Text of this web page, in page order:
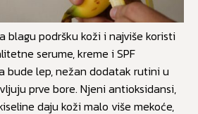
blagu podršku koži i najviše koristi
serume, kreme i SPF
bude lep, nežan dodatak rutini u
prve bore. Njeni antioksidansi,
daju koži malo više mekoće,